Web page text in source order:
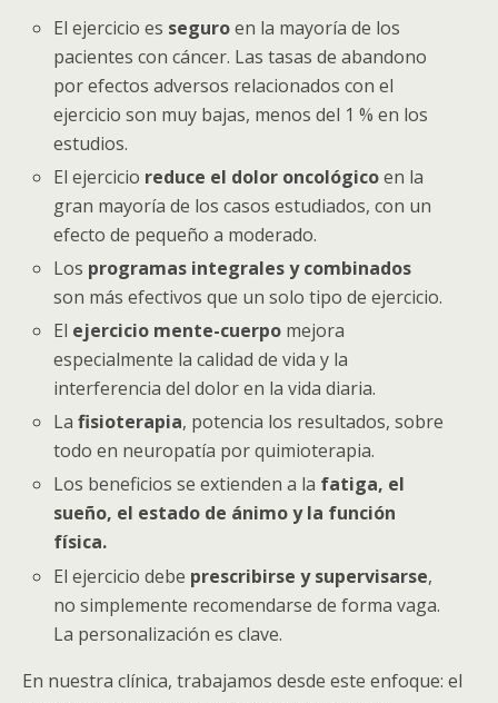
El ejercicio es seguroen la mayoría de los
pacientes con cáncer. Las tasas de abandono
por efectos adversos relacionados con el
ejercicio son muy bajas, menos del 1 % en los
estudios.
El ejercicio reduce el dolor oncológicoen la
gran mayoría de los casos estudiados, con un
efecto de pequeño a moderado.
Los programas integrales y combinados
son más efectivos que un solo tipo de ejercicio.
El ejercicio mente-cuerpo mejora
especialmente la calidad de vida y la
interferencia del dolor en la vida diaria.
Lafisioterapia, potencia los resultados, sobre
todo en neuropatía por quimioterapia.
Los beneficios se extienden a la fatiga, el
sueño, el estado de ánimo y la función
física.
El ejercicio debe prescribirse y supervisarse,
no simplemente recomendarse de forma vaga.
La personalización es clave.
En nuestra clínica, trabajamos desde este enfoque: el